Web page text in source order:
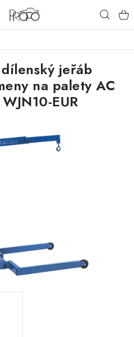
jeřáb
na palety AC
EUR